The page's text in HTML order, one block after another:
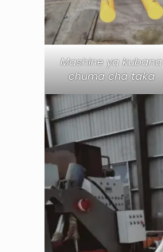
Mashine ya kubana
chuma cha taka